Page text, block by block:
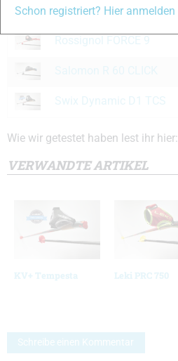
One Way Storm 5 MAG
Rossignol FORCE 9
Swix Dynamic D1 TCS
Wie wir getestet haben lest ihr hier:
VERWANDTE ARTIKEL
KV+ Tempesta Leki PRC 750
Schreibe einen Kommentar
Schon registriert? Hier anmelden